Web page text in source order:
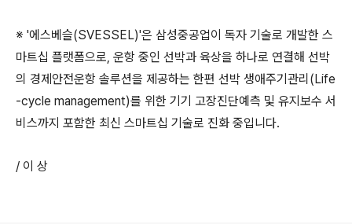
※ '에스베슬(SVESSEL)'은 삼성중공업이 독자 기술로 개발한 스
마트십 플랫폼으로, 운항 중인 선박과 육상을 하나로 연결해 선박
의 경제안전운항 솔루션을 제공하는 한편 선박 생애주기관리(Life
-cycle management)를 위한 기기 고장진단예측 및 유지보수 서
비스까지 포함한 최신 스마트십 기술로 진화 중입니다.
/ 이 상